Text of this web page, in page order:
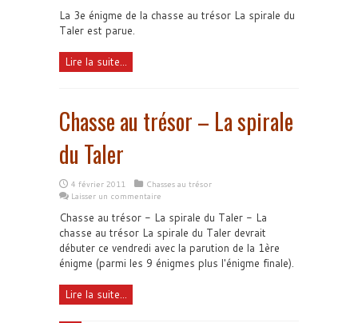
La 3e énigme de la chasse au trésor La spirale du
Taler est parue.
Lire la suite...
Chasse au trésor – La spirale
du Taler
4 février 2011
Chasses au trésor
Laisser un commentaire
Chasse au trésor - La spirale du Taler - La
chasse au trésor La spirale du Taler devrait
débuter ce vendredi avec la parution de la 1ère
énigme (parmi les 9 énigmes plus l'énigme finale).
Lire la suite...